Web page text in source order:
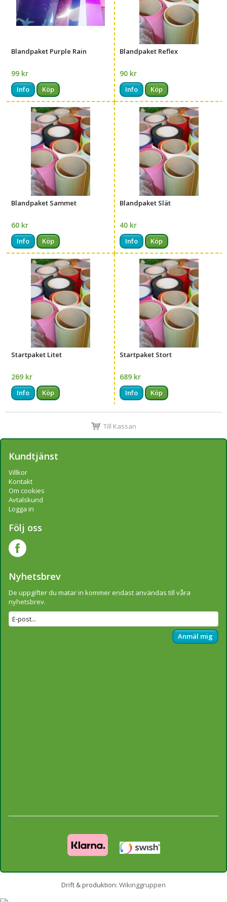
Blandpaket Purple Rain
99 kr
Info Köp
Blandpaket Reflex
90 kr
Info Köp
Blandpaket Sammet
60 kr
Info Köp
Blandpaket Slät
40 kr
Info Köp
Startpaket Litet
269 kr
Info Köp
Startpaket Stort
689 kr
Info Köp
Till Kassan
Kundtjänst
Villkor
Kontakt
Om cookies
Avtalskund
Logga in
Följ oss
Nyhetsbrev
De uppgifter du matar in kommer endast användas till våra
nyhetsbrev.
Anmäl mig
Drift & produktion: Wikinggruppen